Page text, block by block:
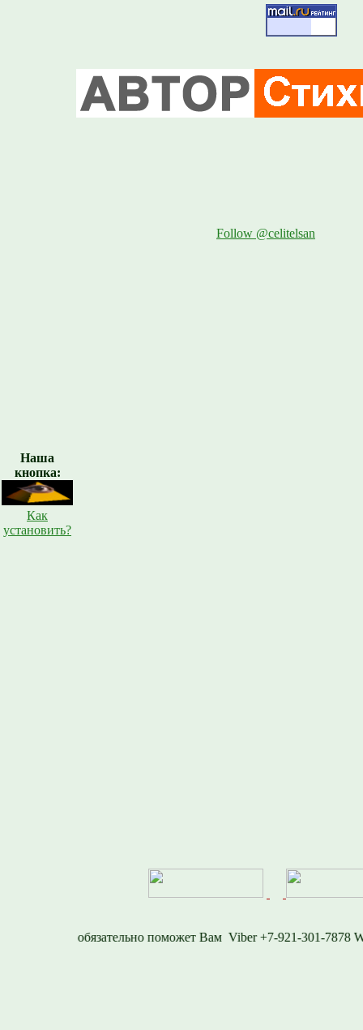
Наша
кнопка:
Как
установить?
Follow @celitelsan
Viber +7-921-301-